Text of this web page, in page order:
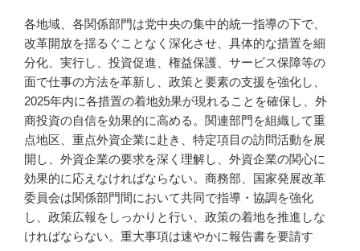
各地域、各関係部門は党中央の集中的統一指導の下で、
改革開放を揺るぐことなく深化させ、具体的な措置を細
分化、実行し、投資促進、権益保護、サービス保障等の
面で仕事の方法を革新し、政策と要素の支援を強化し、
2025年内に各措置の着地効果が現れることを確保し、外
商投資の自信を効果的に高める。関連部門を組織して重
点地区、重点外資企業に赴き、特定項目の訪問活動を展
開し、外資企業の要求を深く理解し、外資企業の関心に
効果的に応えなければならない。商務部、国家発展改革
委員会は関係部門間において共同で指導・協調を強化
し、政策広報をしっかりと行い、政策の着地を推進しな
ければならない。重大事項は速やかに報告書を要請す